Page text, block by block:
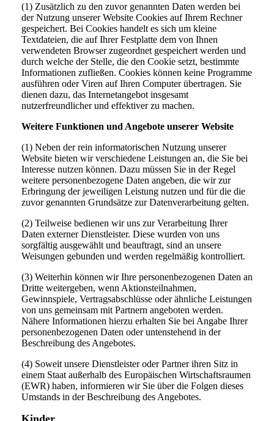
(1) Zusätzlich zu den zuvor genannten Daten werden bei
der Nutzung unserer Website Cookies auf Ihrem Rechner
gespeichert. Bei Cookies handelt es sich um kleine
Textdateien, die auf Ihrer Festplatte dem von Ihnen
verwendeten Browser zugeordnet gespeichert werden und
durch welche der Stelle, die den Cookie setzt, bestimmte
Informationen zufließen. Cookies können keine Programme
ausführen oder Viren auf Ihren Computer übertragen. Sie
dienen dazu, das Internetangebot insgesamt
nutzerfreundlicher und effektiver zu machen.
Weitere Funktionen und Angebote unserer Website
(1) Neben der rein informatorischen Nutzung unserer
Website bieten wir verschiedene Leistungen an, die Sie bei
Interesse nutzen können. Dazu müssen Sie in der Regel
weitere personenbezogene Daten angeben, die wir zur
Erbringung der jeweiligen Leistung nutzen und für die die
zuvor genannten Grundsätze zur Datenverarbeitung gelten.
(2) Teilweise bedienen wir uns zur Verarbeitung Ihrer
Daten externer Dienstleister. Diese wurden von uns
sorgfältig ausgewählt und beauftragt, sind an unsere
Weisungen gebunden und werden regelmäßig kontrolliert.
(3) Weiterhin können wir Ihre personenbezogenen Daten an
Dritte weitergeben, wenn Aktionsteilnahmen,
Gewinnspiele, Vertragsabschlüsse oder ähnliche Leistungen
von uns gemeinsam mit Partnern angeboten werden.
Nähere Informationen hierzu erhalten Sie bei Angabe Ihrer
personenbezogenen Daten oder untenstehend in der
Beschreibung des Angebotes.
(4) Soweit unsere Dienstleister oder Partner ihren Sitz in
einem Staat außerhalb des Europäischen Wirtschaftsraumen
(EWR) haben, informieren wir Sie über die Folgen dieses
Umstands in der Beschreibung des Angebotes.
Kinder